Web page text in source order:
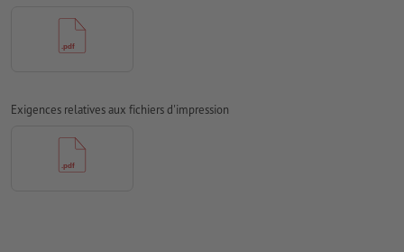
doivent être vectorisés
Nous ne vérifions pas les fautes d'orthographe et de syntaxe
Nous ne vérifions pas les
Exigences relatives aux fichiers d'impression